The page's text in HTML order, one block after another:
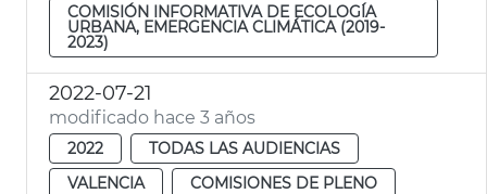
COMISIÓN INFORMATIVA DE ECOLOGÍA
URBANA, EMERGENCIA CLIMÁTICA (2019-
2023)
2022-07-21
modificado hace 3 años
2022
TODAS LAS AUDIENCIAS
VALENCIA
COMISIONES DE PLENO